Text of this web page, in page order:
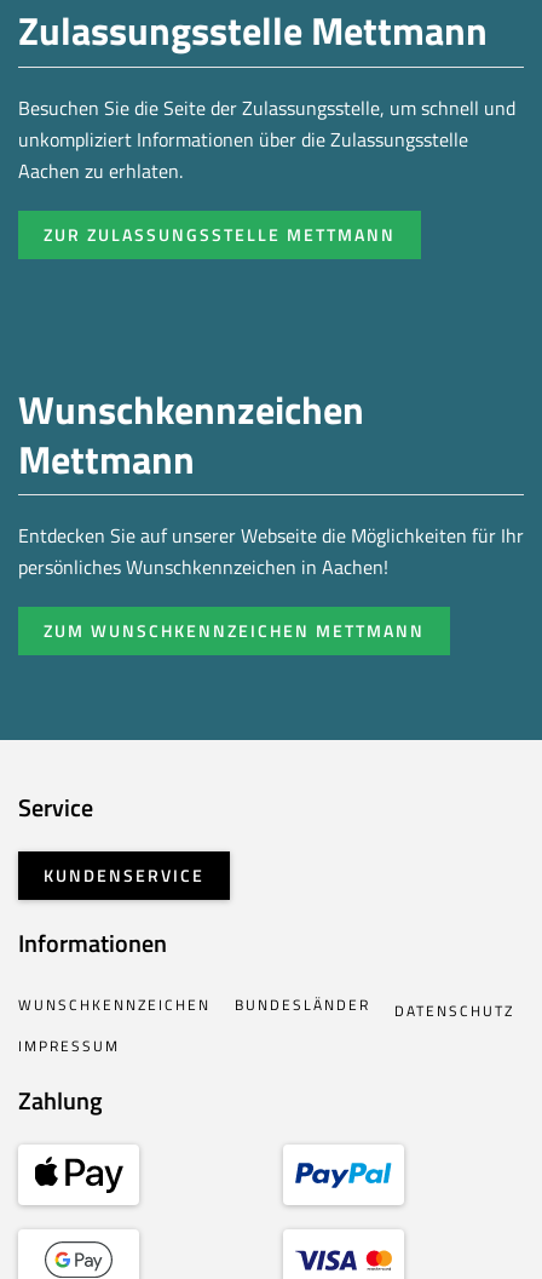
Zulassungsstelle Mettmann
Besuchen Sie die Seite der Zulassungsstelle, um schnell und
unkompliziert Informationen über die Zulassungsstelle
Aachen zu erhlaten.
ZUR ZULASSUNGSSTELLE METTMANN
Wunschkennzeichen
Mettmann
Entdecken Sie auf unserer Webseite die Möglichkeiten für Ihr
persönliches Wunschkennzeichen in Aachen!
ZUM WUNSCHKENNZEICHEN METTMANN
Service
KUNDENSERVICE
Informationen
WUNSCHKENNZEICHEN BUNDESLÄNDER
DATENSCHUTZ
IMPRESSUM
Zahlung